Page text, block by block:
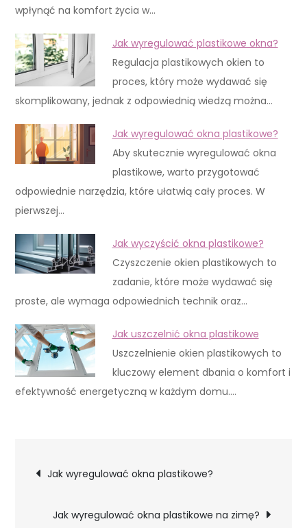
wpłynąć na komfort życia w…
Jak wyregulować plastikowe okna?
Regulacja plastikowych okien to
proces, który może wydawać się
skomplikowany, jednak z odpowiednią wiedzą można…
Jak wyregulować okna plastikowe?
Aby skutecznie wyregulować okna
plastikowe, warto przygotować
odpowiednie narzędzia, które ułatwią cały proces. W
pierwszej…
Jak wyczyścić okna plastikowe?
Czyszczenie okien plastikowych to
zadanie, które może wydawać się
proste, ale wymaga odpowiednich technik oraz…
Jak uszczelnić okna plastikowe
Uszczelnienie okien plastikowych to
kluczowy element dbania o komfort i
efektywność energetyczną w każdym domu.…
Nawigacja
wpisu
Jak wyregulować okna plastikowe?
Jak wyregulować okna plastikowe na zimę?